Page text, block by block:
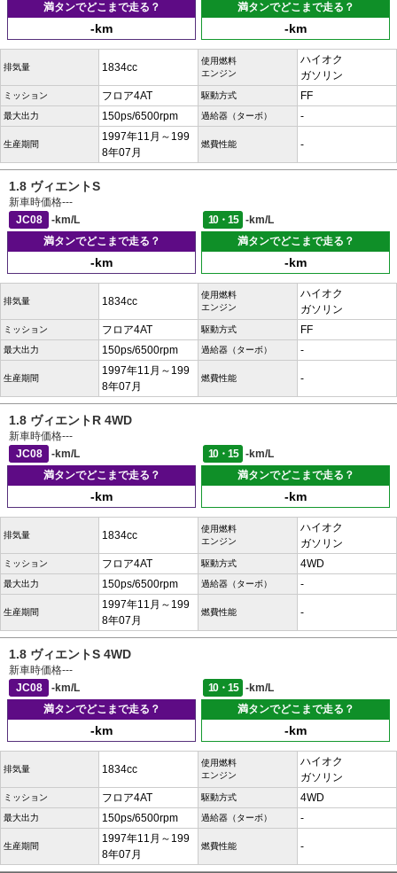
満タンでどこまで走る？
-km
満タンでどこまで走る？
-km
排気量 1834cc
使用燃料
エンジン
ハイオク
ガソリン
ミッション フロア4AT 駆動方式 FF
最大出力 150ps/6500rpm 過給器（ターボ） -
生産期間
1997年11月～199
8年07月
燃費性能 -
1.8 ヴィエントS
新車時価格---
JC08
-km/L 10・15
-km/L
満タンでどこまで走る？
-km
満タンでどこまで走る？
-km
排気量 1834cc
使用燃料
エンジン
ハイオク
ガソリン
ミッション フロア4AT 駆動方式 FF
最大出力 150ps/6500rpm 過給器（ターボ） -
生産期間
1997年11月～199
8年07月
燃費性能 -
1.8 ヴィエントR 4WD
新車時価格---
JC08
-km/L 10・15
-km/L
満タンでどこまで走る？
-km
満タンでどこまで走る？
-km
排気量 1834cc
使用燃料
エンジン
ハイオク
ガソリン
ミッション フロア4AT 駆動方式 4WD
最大出力 150ps/6500rpm 過給器（ターボ） -
生産期間
1997年11月～199
8年07月
燃費性能 -
1.8 ヴィエントS 4WD
新車時価格---
JC08
-km/L 10・15
-km/L
満タンでどこまで走る？
-km
満タンでどこまで走る？
-km
排気量 1834cc
使用燃料
エンジン
ハイオク
ガソリン
ミッション フロア4AT 駆動方式 4WD
最大出力 150ps/6500rpm 過給器（ターボ） -
生産期間
1997年11月～199
8年07月
燃費性能 -